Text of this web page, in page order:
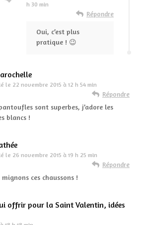
h 30 min
Répondre
Oui, c’est plus
pratique ! 😉
le 22 novembre 2015 à 12 h 54 min
Répondre
sont superbes, j’adore les
blancs !
le 26 novembre 2015 à 19 h 25 min
Répondre
mignons ces chaussons !
offrir pour la Saint Valentin, idées